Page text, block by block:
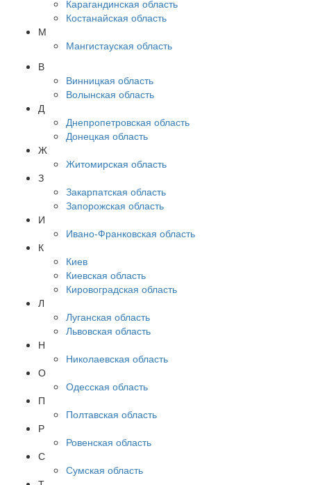
Карагандинская область
Костанайская область
М
Мангистауская область
В
Винницкая область
Волынская область
Д
Днепропетровская область
Донецкая область
Ж
Житомирская область
З
Закарпатская область
Запорожская область
И
Ивано-Франковская область
К
Киев
Киевская область
Кировоградская область
Л
Луганская область
Львовская область
Н
Николаевская область
О
Одесская область
П
Полтавская область
Р
Ровенская область
С
Сумская область